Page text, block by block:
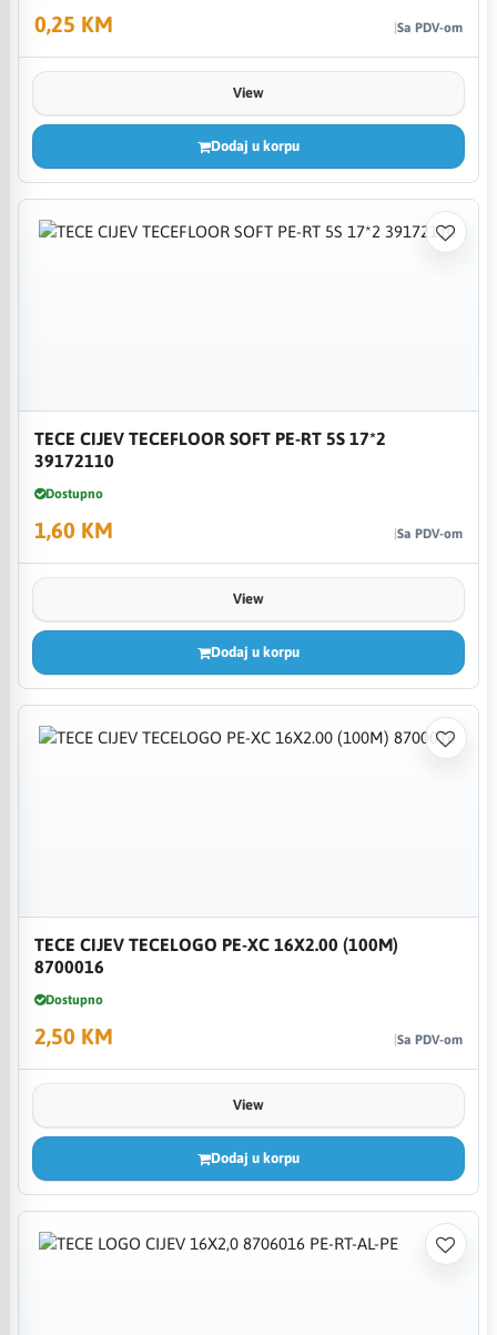
0,25 KM Sa PDV-om
View
Dodaj u korpu
TECE CIJEV TECEFLOOR SOFT PE-RT 5S 17*2
39172110
Dostupno
1,60 KM Sa PDV-om
View
Dodaj u korpu
TECE CIJEV TECELOGO PE-XC 16X2.00 (100M)
8700016
Dostupno
2,50 KM Sa PDV-om
View
Dodaj u korpu